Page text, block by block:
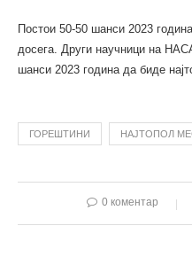
Постои 50-50 шанси 2023
досега. Други научници на
шанси 2023 година да биде
ГОРЕШТИНИ НАЈТОПОЛ
0 коментар